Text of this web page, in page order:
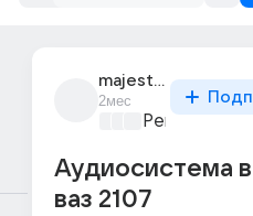
majestic_9992
2мес
Ремонт и
Аудиосистема
ваз 2107